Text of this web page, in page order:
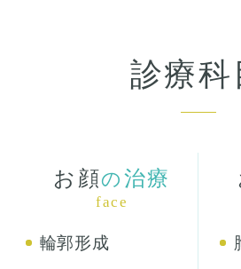
診療科
お顔の 治療
face
輪郭形成